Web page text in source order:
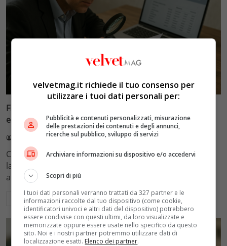
Velvet Wedding & Bon Ton
Fisco e conti correnti: la doppia soglia di 20% e 71mila
euro che scatta gli accertamenti
Redazione VelvetMAG 5 Agosto 2026
Come funzionano i controlli del fisco sui conti correnti:
la doppia soglia del 20% e 71mila euro che attiva gli
accertamenti e la ricostruzione del reddito.
Leggi di più
velvetmag.it richiede il tuo consenso per
utilizzare i tuoi dati personali per:
Pubblicità e contenuti personalizzati, misurazione
delle prestazioni dei contenuti e degli annunci,
ricerche sul pubblico, sviluppo di servizi
Archiviare informazioni su dispositivo e/o accedervi
Scopri di più
I tuoi dati personali verranno trattati da 327 partner e le
informazioni raccolte dal tuo dispositivo (come cookie,
identificatori univoci e altri dati del dispositivo) potrebbero
essere condivise con questi ultimi, da loro visualizzate e
memorizzate oppure essere usate nello specifico da questo
sito. Noi e i nostri partner potremmo utilizzare dati di
localizzazione esatti. Elenco dei partner.